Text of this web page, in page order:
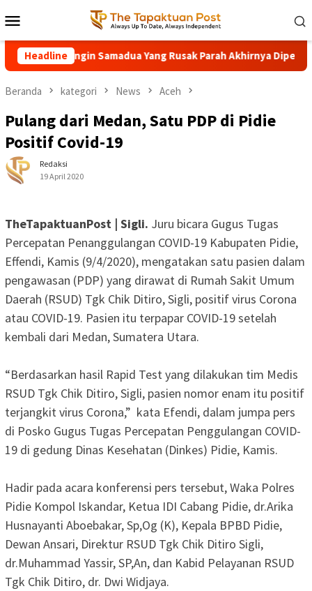
ke
kontenMobile
Headline
Air Dingin Samadua Yang Rusak Parah Akhirnya Diperbaiki
Beranda kategori News Aceh
Pulang dari Medan, Satu PDP di Pidie
Positif Covid-19
Redaksi
19 April 2020
TheTapaktuanPost | Sigli. Juru bicara Gugus Tugas
Percepatan Penanggulangan COVID-19 Kabupaten Pidie,
Effendi, Kamis (9/4/2020), mengatakan satu pasien dalam
pengawasan (PDP) yang dirawat di Rumah Sakit Umum
Daerah (RSUD) Tgk Chik Ditiro, Sigli, positif virus Corona
atau COVID-19. Pasien itu terpapar COVID-19 setelah
kembali dari Medan, Sumatera Utara.
“Berdasarkan hasil Rapid Test yang dilakukan tim Medis
RSUD Tgk Chik Ditiro, Sigli, pasien nomor enam itu positif
terjangkit virus Corona,” kata Efendi, dalam jumpa pers
di Posko Gugus Tugas Percepatan Penggulangan COVID-
19 di gedung Dinas Kesehatan (Dinkes) Pidie, Kamis.
Hadir pada acara konferensi pers tersebut, Waka Polres
Pidie Kompol Iskandar, Ketua IDI Cabang Pidie, dr.Arika
Husnayanti Aboebakar, Sp,Og (K), Kepala BPBD Pidie,
Dewan Ansari, Direktur RSUD Tgk Chik Ditiro Sigli,
dr.Muhammad Yassir, SP,An, dan Kabid Pelayanan RSUD
Tgk Chik Ditiro, dr. Dwi Widjaya.